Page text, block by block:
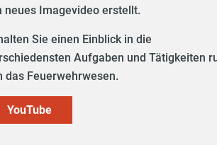
neues Imagevideo erstellt.
Sie einen Einblick in die
Aufgaben und Tätigkeiten
das Feuerwehrwesen.
YouTube